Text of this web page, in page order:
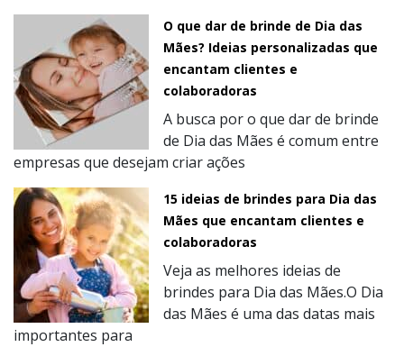
O que dar de brinde de Dia das
Mães? Ideias personalizadas que
encantam clientes e
colaboradoras
A busca por o que dar de brinde
de Dia das Mães é comum entre
empresas que desejam criar ações
15 ideias de brindes para Dia das
Mães que encantam clientes e
colaboradoras
Veja as melhores ideias de
brindes para Dia das Mães.O Dia
das Mães é uma das datas mais
importantes para